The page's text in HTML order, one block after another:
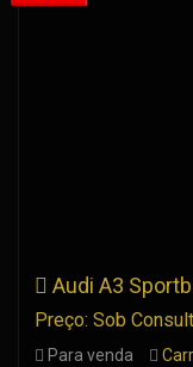
Audi A3
Preço: Sob
Para venda